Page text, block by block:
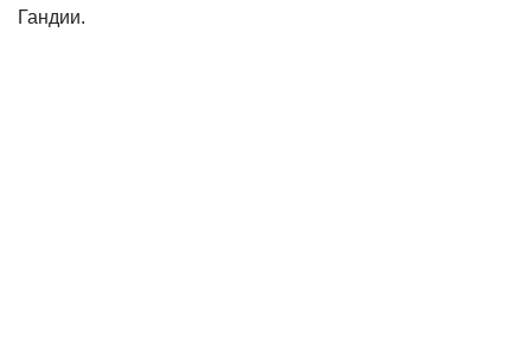
Гандии.